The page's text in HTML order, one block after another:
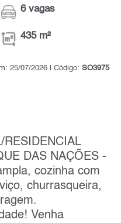
6 vagas
435 m²
25/07/2026 | Código: SO3975
RESIDENCIAL
DAS NAÇÕES -
cozinha com
churrasqueira,
Venha